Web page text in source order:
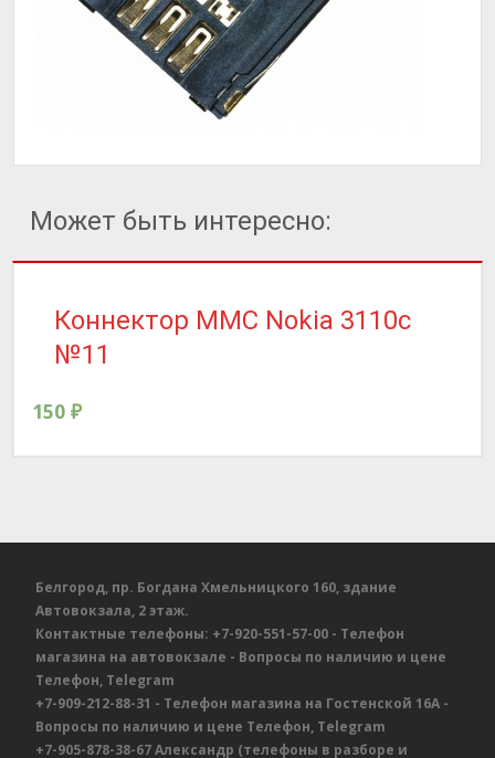
Может быть интересно:
Коннектор MMC Nokia 3110c
№11
150 ₽
Белгород, пр. Богдана Хмельницкого 160, здание
Автовокзала, 2 этаж.
Контактные телефоны: +7-920-551-57-00 - Телефон
магазина на автовокзале - Вопросы по наличию и цене
Телефон, Telegram
+7-909-212-88-31 - Телефон магазина на Гостенской 16А -
Вопросы по наличию и цене Телефон, Telegram
+7-905-878-38-67Александр (телефоны в разборе и